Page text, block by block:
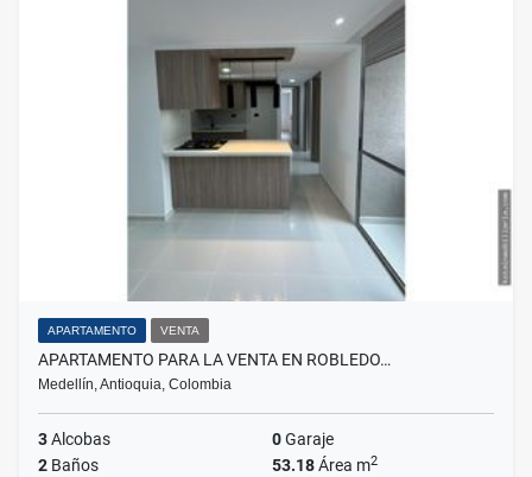
APARTAMENTO VENTA
APARTAMENTO PARA LA VENTA EN ROBLEDO…
Medellín, Antioquia, Colombia
3Alcobas 0Garaje
2 Baños 53.18Área m2